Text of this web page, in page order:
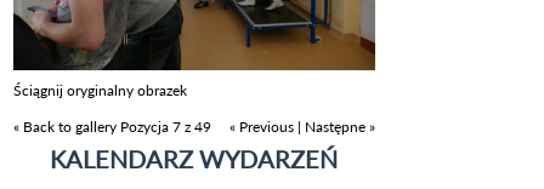
Ściągnij oryginalny obrazek
« Back to gallery Pozycja 7 z 49 « Previous | Następne »
KALENDARZ WYDARZEŃ